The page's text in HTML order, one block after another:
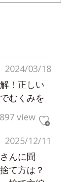
2024/03/18
！正しい
むくみを
view
2025/12/11
んに聞
て方は？